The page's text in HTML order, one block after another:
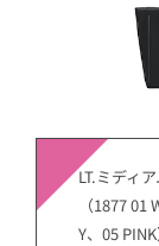
LT.ミディ
（1877
Y、05